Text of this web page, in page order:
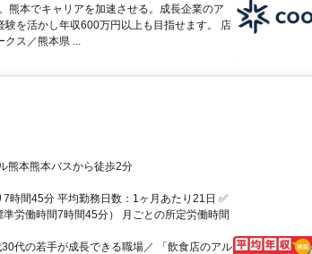
熊本でキャリアを加速させる。成長企業のア
験を活かし年収600万円以上も目指せます。 店
クス／熊本県 ...
熊本熊本バスから徒歩2分
時間45分 平均勤務日数：1ヶ月あたり21日 ✅
労働時間7時間45分） 月ごとの所定労働時間
代の若手が成長できる職場／ 「飲食店のアル